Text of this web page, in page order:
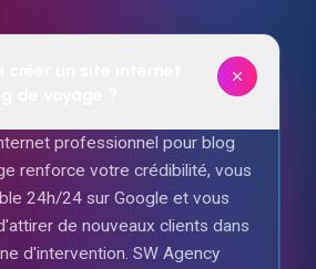
professionnel pour blog
renforce votre crédibilité, vous
24h/24 sur Google et vous
de nouveaux clients dans
d'intervention. SW Agency